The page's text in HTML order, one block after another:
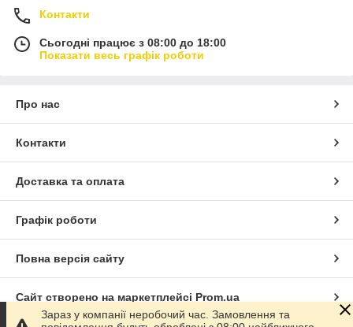
Контакти
Сьогодні працює з 08:00 до 18:00
Показати весь графік роботи
Про нас
Контакти
Доставка та оплата
Графік роботи
Повна версія сайту
Сайт створено на маркетплейсі Prom.ua
Зараз у компанії неробочий час. Замовлення та